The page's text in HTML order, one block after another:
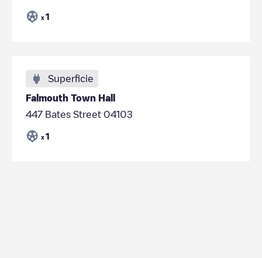
x 1
Superficie
Falmouth Town Hall
447 Bates Street 04103
x 1